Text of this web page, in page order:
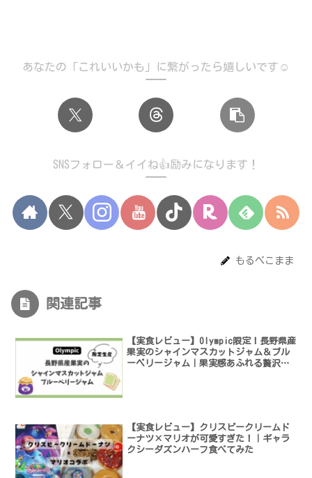
あなたの「これいいかも」に繋がったら嬉しいです☺️
SNSフォロー＆イイね👍励みになります！
もるぺこまま
関連記事
【実食レビュー】Olympic限定！長野県産
果実のシャインマスカットジャム＆ブル
ーベリージャム｜果実感あふれる贅沢な
【実食レビュー】クリスピークリームド
ーナツ×マリオが可愛すぎた！｜ギャラ
クシーダズンハーフ食べてみた